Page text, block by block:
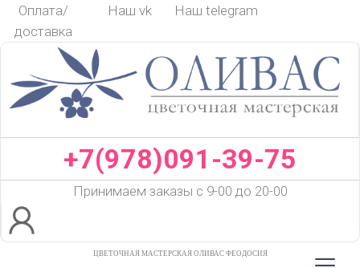
Skip
content
Оплата/
доставка
Наш vk Наш telegram
+7(978)091-39-75
Принимаем заказы с 9-00 до 20-00
ЦВЕТОЧНАЯ МАСТЕРСКАЯ ОЛИВАС ФЕОДОСИЯ